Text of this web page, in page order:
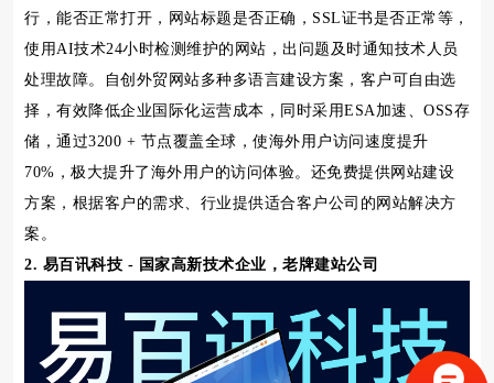
行，能否正常打开，网站标题是否正确，SSL证书是否正常等，
使用AI技术24小时检测维护的网站，出问题及时通知技术人员
处理故障。自创外贸网站多种多语言建设方案，客户可自由选
择，有效降低企业国际化运营成本，同时采用ESA加速、OSS存
储，通过3200 + 节点覆盖全球，使海外用户访问速度提升
70%，极大提升了海外用户的访问体验。还免费提供网站建设
方案，根据客户的需求、行业提供适合客户公司的网站解决方
案。
2. 易百讯科技 - 国家高新技术企业，老牌建站公司